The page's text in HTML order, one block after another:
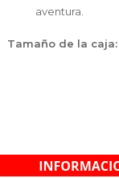
aventura.
Tamaño de la caja: